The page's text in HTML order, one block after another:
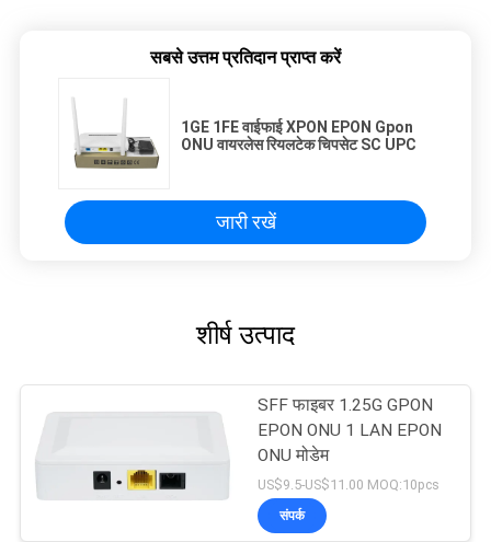
सबसे उत्तम प्रतिदान प्राप्त करें
1GE 1FE वाईफाई XPON EPON Gpon
ONU वायरलेस रियलटेक चिपसेट SC UPC
जारी रखें
शीर्ष उत्पाद
SFF फाइबर 1.25G GPON
EPON ONU 1 LAN EPON
ONU मोडेम
US$9.5-US$11.00 MOQ:10pcs
संपर्क